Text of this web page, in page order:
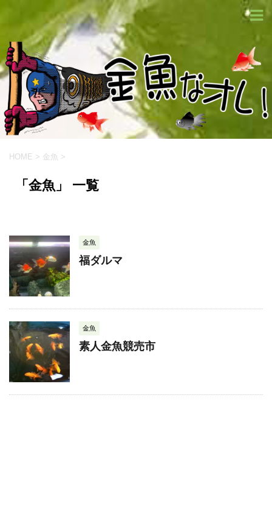
HOME > 金魚 >
「金魚」 一覧
金魚
福ダルマ
金魚
素人金魚競売市